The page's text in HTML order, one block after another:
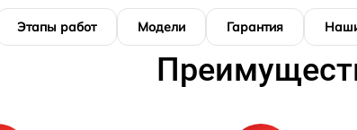
Этапы работ Модели Гарантия